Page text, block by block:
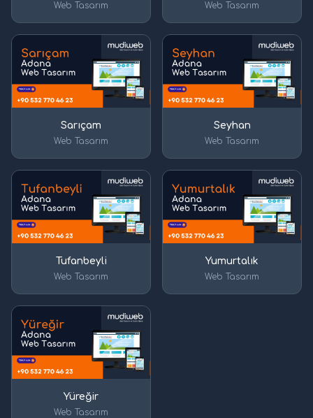
Web Tasarım Web Tasarım
Sarıçam
Web Tasarım
Seyhan
Web Tasarım
Tufanbeyli
Web Tasarım
Yumurtalık
Web Tasarım
Yüreğir
Web Tasarım